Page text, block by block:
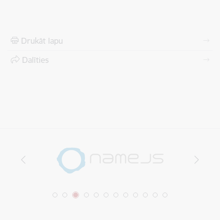
Drukāt lapu
Dalīties